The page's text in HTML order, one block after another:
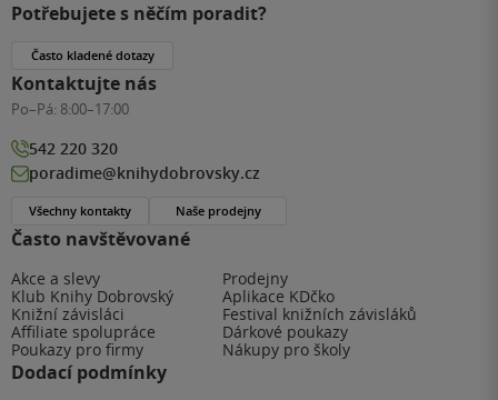
Často navštěvované
Akce a slevy
Prodejny
Klub Knihy Dobrovský
Aplikace KDčko
Knižní závisláci
Festival knižních závisláků
Affiliate spolupráce
Dárkové poukazy
Poukazy pro firmy
Nákupy pro školy
Dodací podmínky
Potřebujete s něčím poradit?
Často kladené dotazy
Kontaktujte nás
Po–Pá: 8:00–17:00
542 220 320
poradime@knihydobrovsky.cz
Všechny kontakty Naše prodejny